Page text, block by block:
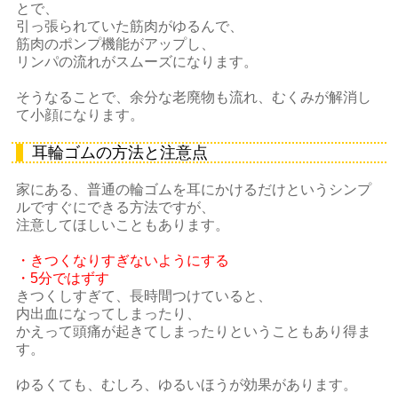
とで、
引っ張られていた筋肉がゆるんで、
筋肉のポンプ機能がアップし、
リンパの流れがスムーズになります。
そうなることで、余分な老廃物も流れ、むくみが解消し
て小顔になります。
耳輪ゴムの方法と注意点
家にある、普通の輪ゴムを耳にかけるだけというシンプ
ルですぐにできる方法ですが、
注意してほしいこともあります。
・きつくなりすぎないようにする
・5分ではずす
きつくしすぎて、長時間つけていると、
内出血になってしまったり、
かえって頭痛が起きてしまったりということもあり得ま
す。
ゆるくても、むしろ、ゆるいほうが効果があります。